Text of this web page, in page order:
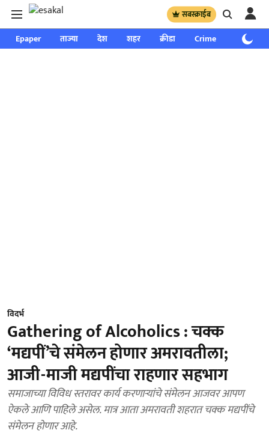
सबस्क्राईब
Epaper ताज्या देश शहर क्रीडा Crime साप्ताहिक
विदर्भ
Gathering of Alcoholics : चक्क
‘मद्यपीं’चे संमेलन होणार अमरावतीला;
आजी-माजी मद्यपींचा राहणार सहभाग
समाजाच्या विविध स्तरावर कार्य करणाऱ्यांचे संमेलन आजवर आपण
ऐकले आणि पाहिले असेल. मात्र आता अमरावती शहरात चक्क मद्यपींचे
संमेलन होणार आहे.